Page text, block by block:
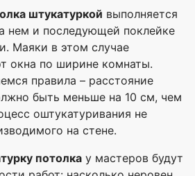
штукатуркой выполняется
нем и последующей поклейке
Маяки в этом случае
окна по ширине комнаты.
правила – расстояние
быть меньше на 10 см, чем
оштукатуривания не
на стене.
потолка у мастеров будут